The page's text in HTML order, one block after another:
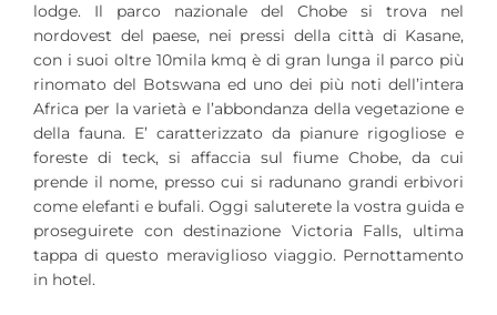
lodge. Il parco nazionale del Chobe si trova nel
nordovest del paese, nei pressi della città di Kasane,
con i suoi oltre 10mila kmq è di gran lunga il parco più
rinomato del Botswana ed uno dei più noti dell’intera
Africa per la varietà e l’abbondanza della vegetazione e
della fauna. E’ caratterizzato da pianure rigogliose e
foreste di teck, si affaccia sul fiume Chobe, da cui
prende il nome, presso cui si radunano grandi erbivori
come elefanti e bufali. Oggi saluterete la vostra guida e
proseguirete con destinazione Victoria Falls, ultima
tappa di questo meraviglioso viaggio. Pernottamento
in hotel.